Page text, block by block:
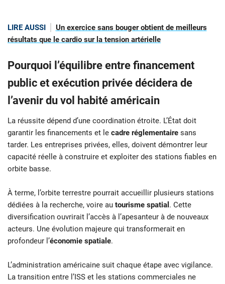
LIRE AUSSI
Un exercice sans bouger obtient de meilleurs
résultats que le cardio sur la tension artérielle
Pourquoi l’équilibre entre financement
public et exécution privée décidera de
l’avenir du vol habité américain
La réussite dépend d’une coordination étroite. L’État doit
garantir les financements et le cadre réglementaire sans
tarder. Les entreprises privées, elles, doivent démontrer leur
capacité réelle à construire et exploiter des stations fiables en
orbite basse.
À terme, l’orbite terrestre pourrait accueillir plusieurs stations
dédiées à la recherche, voire au tourisme spatial . Cette
diversification ouvrirait l’accès à l’apesanteur à de nouveaux
acteurs. Une évolution majeure qui transformerait en
profondeur l’économie spatiale.
L’administration américaine suit chaque étape avec vigilance.
La transition entre l’ISS et les stations commerciales ne